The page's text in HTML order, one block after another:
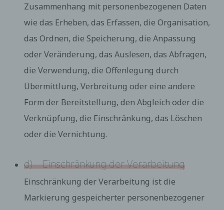
Zusammenhang mit personenbezogenen Daten
wie das Erheben, das Erfassen, die Organisation,
das Ordnen, die Speicherung, die Anpassung
oder Veränderung, das Auslesen, das Abfragen,
die Verwendung, die Offenlegung durch
Übermittlung, Verbreitung oder eine andere
Form der Bereitstellung, den Abgleich oder die
Verknüpfung, die Einschränkung, das Löschen
oder die Vernichtung.
d) Einschränkung der Verarbeitung
Einschränkung der Verarbeitung ist die
Markierung gespeicherter personenbezogener